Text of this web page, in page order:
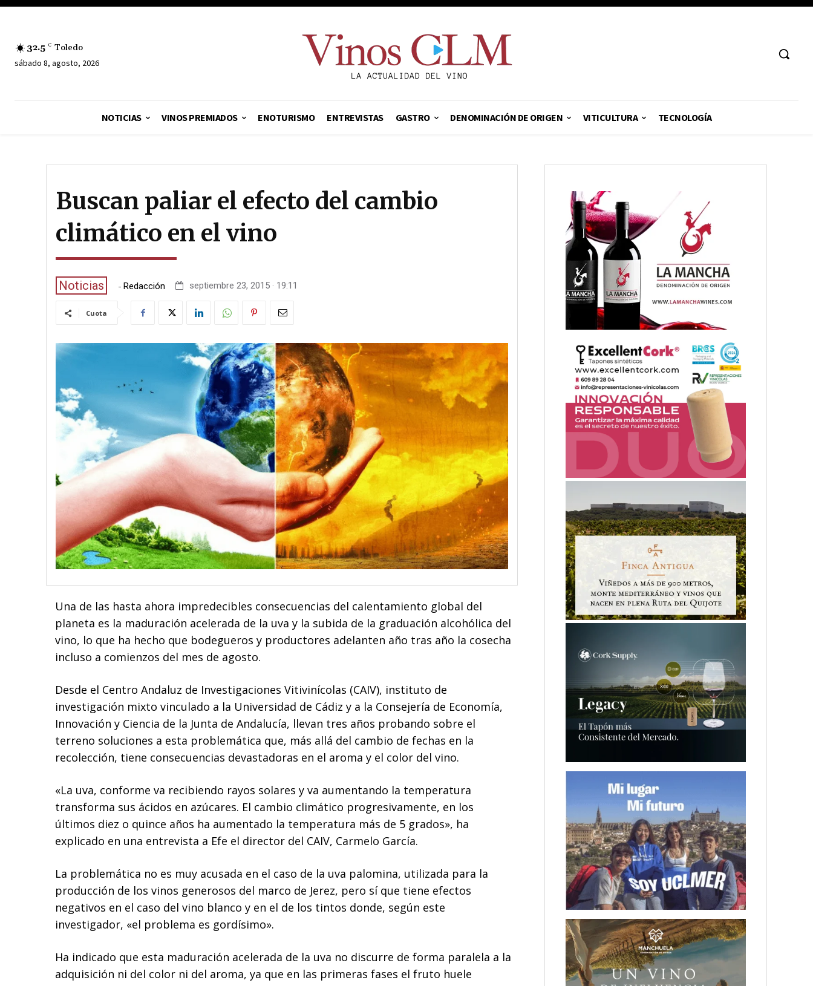
32.5 C Toledo
sábado 8, agosto, 2026
NOTICIAS VINOS PREMIADOS ENOTURISMO ENTREVISTAS GASTRO DENOMINACIÓN DE ORIGEN VITICULTURA TECNOLOGÍA
Buscan paliar el efecto del cambio
climático en el vino
Noticias - Redacción septiembre 23, 2015 · 19:11
Cuota
Una de las hasta ahora impredecibles consecuencias del calentamiento global del
planeta es la maduración acelerada de la uva y la subida de la graduación alcohólica del
vino, lo que ha hecho que bodegueros y productores adelanten año tras año la cosecha
incluso a comienzos del mes de agosto.
Desde el Centro Andaluz de Investigaciones Vitivinícolas (CAIV), instituto de
investigación mixto vinculado a la Universidad de Cádiz y a la Consejería de Economía,
Innovación y Ciencia de la Junta de Andalucía, llevan tres años probando sobre el
terreno soluciones a esta problemática que, más allá del cambio de fechas en la
recolección, tiene consecuencias devastadoras en el aroma y el color del vino.
«La uva, conforme va recibiendo rayos solares y va aumentando la temperatura
transforma sus ácidos en azúcares. El cambio climático progresivamente, en los
últimos diez o quince años ha aumentado la temperatura más de 5 grados», ha
explicado en una entrevista a Efe el director del CAIV, Carmelo García.
La problemática no es muy acusada en el caso de la uva palomina, utilizada para la
producción de los vinos generosos del marco de Jerez, pero sí que tiene efectos
negativos en el caso del vino blanco y en el de los tintos donde, según este
investigador, «el problema es gordísimo».
Ha indicado que esta maduración acelerada de la uva no discurre de forma paralela a la
adquisición ni del color ni del aroma, ya que en las primeras fases el fruto huele